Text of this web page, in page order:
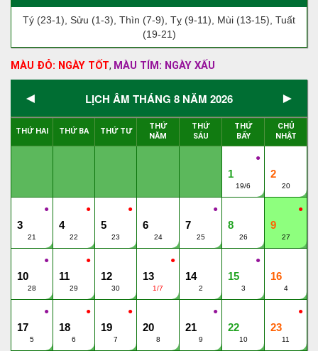
Tý (23-1), Sửu (1-3), Thìn (7-9), Tỵ (9-11), Mùi (13-15), Tuất
(19-21)
MÀU ĐỎ: NGÀY TỐT, MÀU TÍM: NGÀY XẤU
◄ LỊCH ÂM THÁNG 8 NĂM 2026 ►
THỨ HAI THỨ BA THỨ TƯ
THỨ
NĂM
THỨ
SÁU
THỨ
BẨY
CHỦ
NHẬT
●
1
19/6
2
20
●
3
21
●
4
22
●
5
23
6
24
●
7
25
8
26
●
9
27
●
10
28
●
11
29
12
30
●
13
1/7
14
2
●
15
3
16
4
●
17
5
●
18
6
●
19
7
20
8
●
21
9
22
10
●
23
11